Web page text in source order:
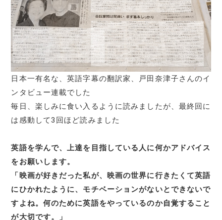
日本一有名な、英語字幕の翻訳家、戸田奈津子さんのイ
ンタビュー連載でした
毎日、楽しみに食い入るように読みましたが、最終回に
は感動して3回ほど読みました
英語を学んで、上達を目指している人に何かアドバイス
をお願いします。
「映画が好きだった私が、映画の世界に行きたくて英語
にひかれたように、モチベーションがないとできないで
すよね。何のために英語をやっているのか自覚すること
が大切です。」